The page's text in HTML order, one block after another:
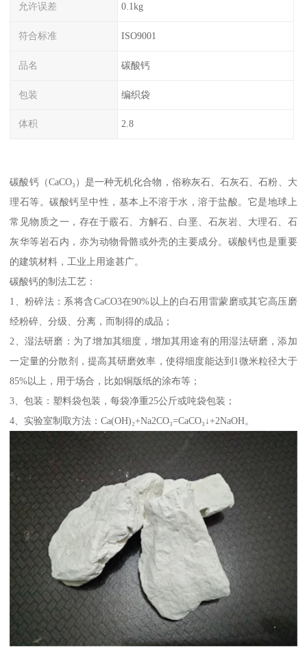
允许误差 0.1kg
符合标准 ISO9001
品名 碳酸钙
包装 编织袋
体积 2.8
碳酸钙（CaCO₃）是一种无机化合物，俗称灰石、石灰石、石粉、大
理石等。碳酸钙呈中性，基本上不溶于水，溶于盐酸。它是地球上
常见物质之一，存在于霰石、方解石、白垩、石灰岩、大理石、石
灰华等岩石内，亦为动物骨骼或外壳的主要成分。碳酸钙也是重要
的建筑材料，工业上用途甚广。
碳酸钙的制法工艺：
1、粉碎法：系将含CaCO3在90%以上的白石用雷蒙磨或其它高压磨
经粉碎、分级、分离，而制得的成品；
2、湿法研磨：为了增加其细度，增加其用途有的用湿法研磨，添加
一定量的分散剂，提高其研磨效率，使得细度能达到1微米粒径大于
85%以上，用于场合，比如铜版纸的涂布等；
3、包装：塑料袋包装，每袋净重25公斤或吨袋包装；
4、实验室制取方法：Ca(OH)₂+Na2CO₃=CaCO₃↓+2NaOH。